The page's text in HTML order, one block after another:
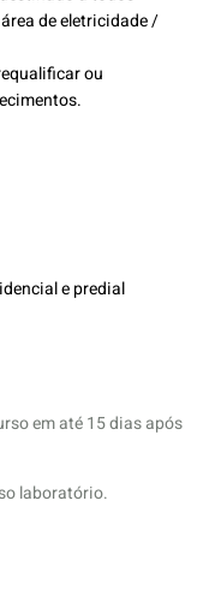
de eletricidade /
ou
e predial
em até 15 dias após
laboratório.